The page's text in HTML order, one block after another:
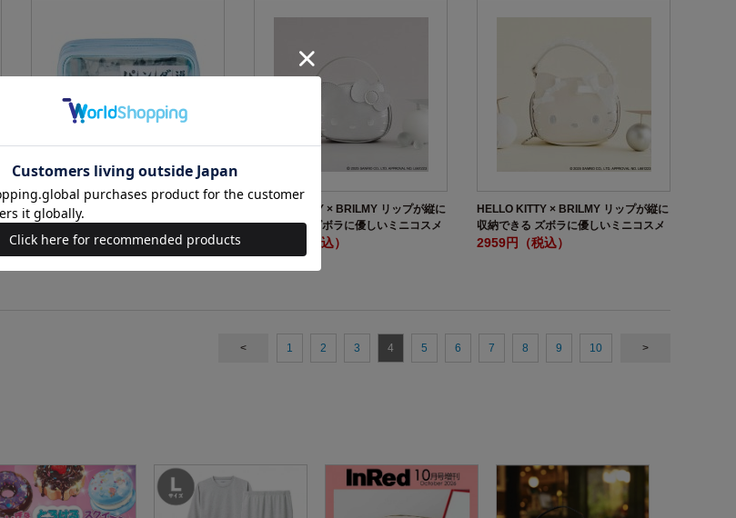
パンダ銭湯 クリアポーチBOOK
2992円（税込）
HELLO KITTY × BRILMY リップが縦に
収納できる ズボラに優しいミニコスメ
ポーチ BOOK SILVER ver. SPECIAL
PACKAGE
2959円（税込）
HELLO KITTY × BRILMY リップが縦に
収納できる ズボラに優しいミニコスメ
ポーチ BOOK PEARL WHITE ver.
2959円（税込）
< 1 2 3 4 5 6 7 8 9 10 >